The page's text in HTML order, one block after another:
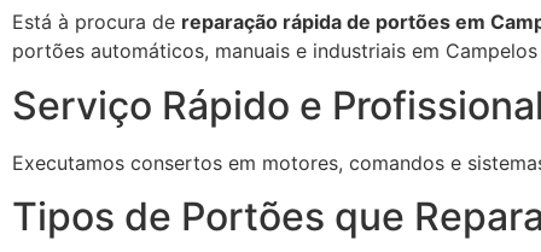
Está à procura de reparação rápida de portões em
portões automáticos, manuais e industriais em
Serviço Rápido e
Executamos consertos em motores, comandos e
Tipos de Portões que